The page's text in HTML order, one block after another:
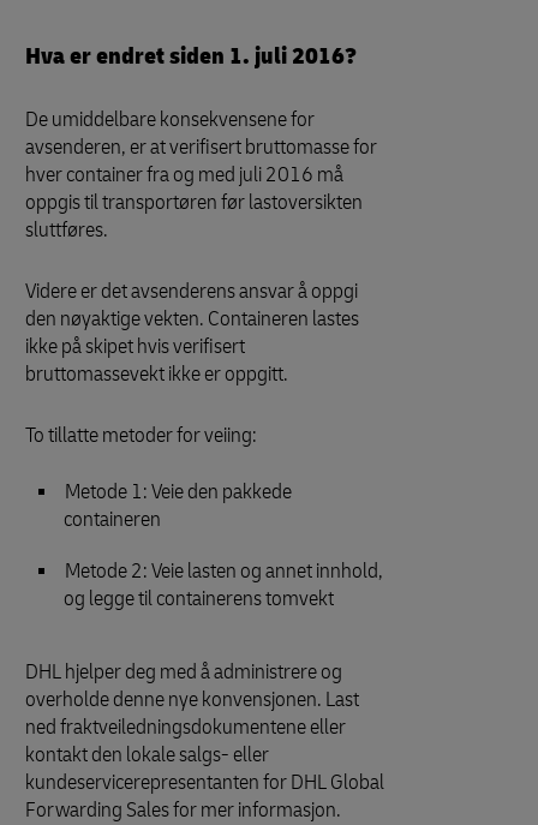
Hva er endret siden 1. juli 2016?
De umiddelbare konsekvensene for
avsenderen, er at verifisert bruttomasse for
hver container fra og med juli 2016 må
oppgis til transportøren før lastoversikten
sluttføres.
Videre er det avsenderens ansvar å oppgi
den nøyaktige vekten. Containeren lastes
ikke på skipet hvis verifisert
bruttomassevekt ikke er oppgitt.
To tillatte metoder for veiing:
Metode 1: Veie den pakkede
containeren
Metode 2: Veie lasten og annet innhold,
og legge til containerens tomvekt
DHL hjelper deg med å administrere og
overholde denne nye konvensjonen. Last
ned fraktveiledningsdokumentene eller
kontakt den lokale salgs- eller
kundeservicerepresentanten for DHL Global
Forwarding Sales for mer informasjon.